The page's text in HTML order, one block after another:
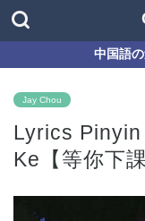
中国語
Jay Chou
Lyrics
Ke【等你下